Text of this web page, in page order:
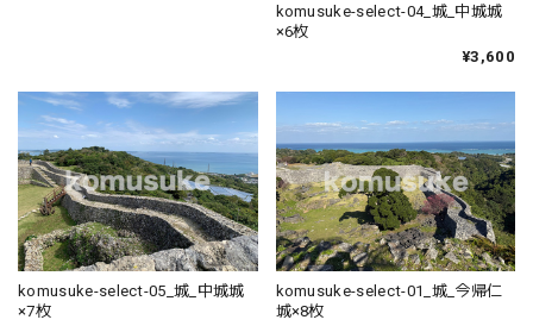
komusuke-select-04_城_中城城
×6枚
¥3,600
komusuke-select-05_城_中城城
×7枚
komusuke-select-01_城_今帰仁
城×8枚